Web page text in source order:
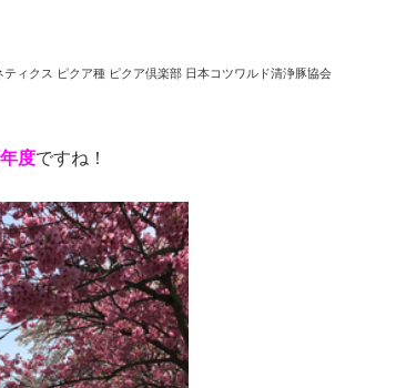
ィクス ピクア種 ピクア倶楽部 日本コツワルド清浄豚協会
度ですね！